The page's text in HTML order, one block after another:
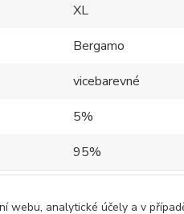
XL
Bergamo
vicebarevné
5%
95%
webu, analytické účely a v